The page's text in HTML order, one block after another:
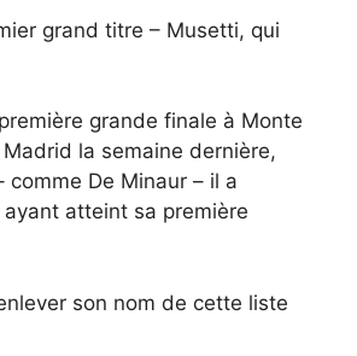
grand titre – Musetti, qui
grande finale à Monte
la semaine dernière,
De Minaur – il a
atteint sa première
son nom de cette liste